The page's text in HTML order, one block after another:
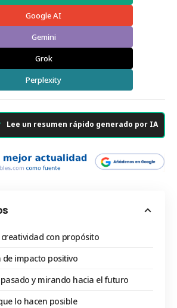
Google AI
Gemini
Grok
Perplexity
Lee un resumen rápido generado por IA
creatividad con propósito
de impacto positivo
y mirando hacia el futuro
lo hacen posible